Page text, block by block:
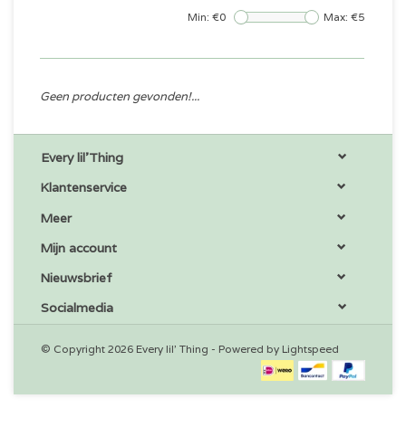
Min: €0 Max: €5
Geen producten gevonden!...
Every lil'Thing
Klantenservice
Meer
Mijn account
Nieuwsbrief
Socialmedia
© Copyright 2026 Every lil' Thing - Powered by Lightspeed